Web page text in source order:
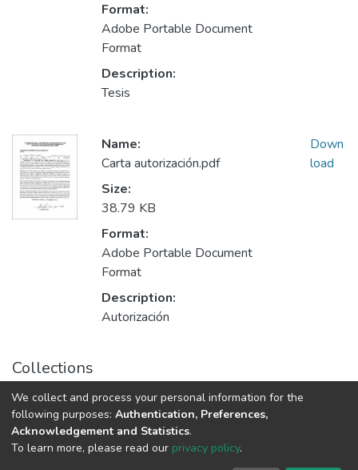
Format:
Adobe Portable Document
Format
Description:
Tesis
Name:
Carta autorización.pdf
Size:
38.79 KB
Format:
Adobe Portable Document
Format
Description:
Autorización
Down
load
Collections
Trabajos Recepcionales Licenciatura en Diseño Gráfico
Av. Plutarco Elías Calles #1210 Fovissste Chamizal Ciudad Juárez,
Chih., Méx. C.P. 32310 Tel.+52(656)688 2100 al 09
We collect and process your personal information for the
following purposes: Authentication, Preferences,
Acknowledgement and Statistics.
To learn more, please read our privacy policy.